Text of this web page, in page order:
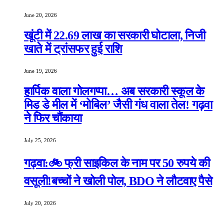
June 20, 2026
खूंटी में 22.69 लाख का सरकारी घोटाला, निजी
खाते में ट्रांसफर हुई राशि
June 19, 2026
हार्पिक वाला गोलगप्पा… अब सरकारी स्कूल के
मिड डे मील में ‘मोबिल’ जैसी गंध वाला तेल! गढ़वा
ने फिर चौंकाया
July 25, 2026
गढ़वा:🚲 फ्री साइकिल के नाम पर 50 रुपये की
वसूली!बच्चों ने खोली पोल, BDO ने लौटवाए पैसे
July 20, 2026